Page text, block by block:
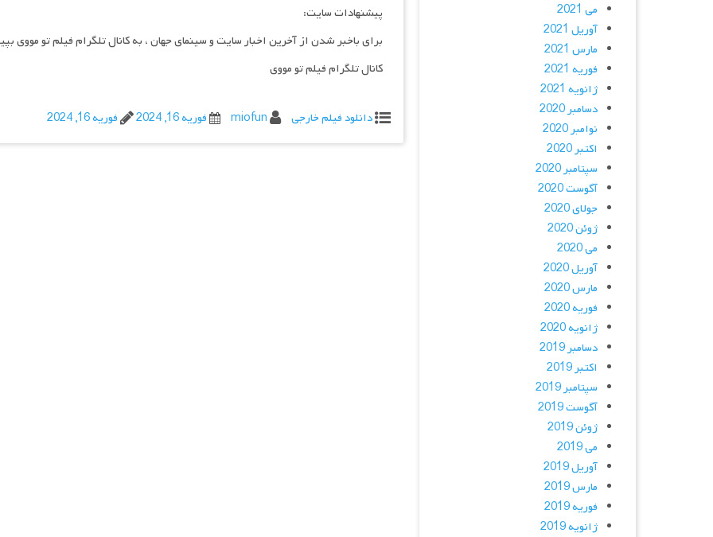
پیشنهادات سایت:
برای باخبر شدن از آخرین اخبار سایت و سینمای جهان ، به کانال تلگرام فیلم تو مووی
کانال تلگرام فیلم تو مووی
دانلود فیلم خارجی miofun فوریه 16, 2024 فوریه 16, 2024
می 2021
آوریل 2021
مارس 2021
فوریه 2021
ژانویه 2021
دسامبر 2020
نوامبر 2020
اکتبر 2020
سپتامبر 2020
آگوست 2020
جولای 2020
ژوئن 2020
می 2020
آوریل 2020
مارس 2020
فوریه 2020
ژانویه 2020
دسامبر 2019
اکتبر 2019
سپتامبر 2019
آگوست 2019
ژوئن 2019
می 2019
آوریل 2019
مارس 2019
فوریه 2019
ژانویه 2019